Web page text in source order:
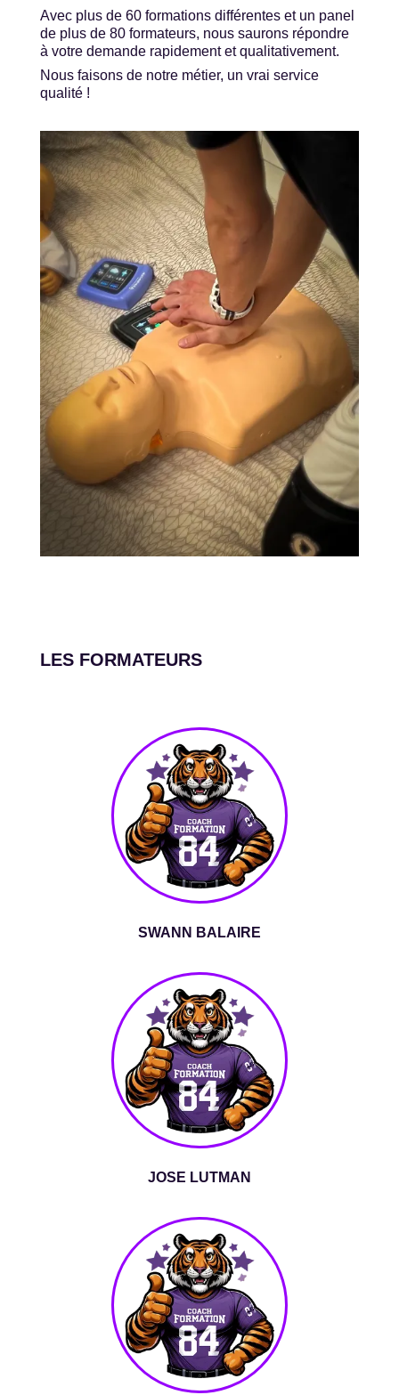
Avec plus de 60 formations différentes et un panel
de plus de 80 formateurs, nous saurons répondre
à votre demande rapidement et qualitativement.
Nous faisons de notre métier, un vrai service
qualité !
LES FORMATEURS
SWANN BALAIRE
JOSE LUTMAN